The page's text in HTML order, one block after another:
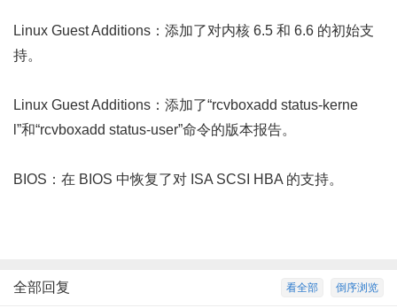
Linux Guest Additions：添加了对内核 6.5 和 6.6 的初始支
持。
Linux Guest Additions：添加了“rcvboxadd status-kerne
l”和“rcvboxadd status-user”命令的版本报告。
BIOS：在 BIOS 中恢复了对 ISA SCSI HBA 的支持。
倒序浏览
看全部
全部回复